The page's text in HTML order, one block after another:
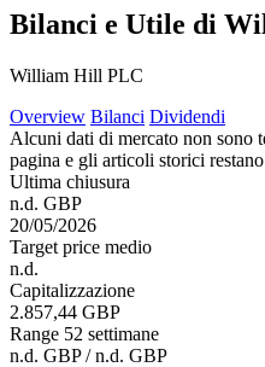
Bilanci e Utile di
William Hill PLC
Overview Bilanci Dividendi
Alcuni dati di mercato non sono
pagina e gli articoli storici
Ultima chiusura
n.d. GBP
20/05/2026
Target price medio
n.d.
Capitalizzazione
2.857,44 GBP
Range 52 settimane
n.d. GBP / n.d. GBP